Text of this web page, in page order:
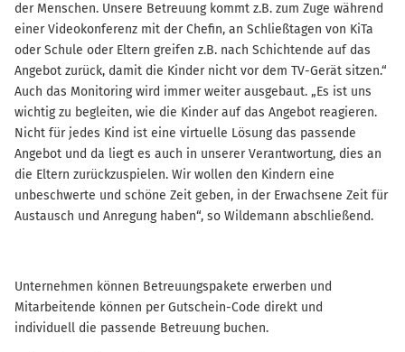
der Menschen. Unsere Betreuung kommt z.B. zum Zuge während
einer Videokonferenz mit der Chefin, an Schließtagen von KiTa
oder Schule oder Eltern greifen z.B. nach Schichtende auf das
Angebot zurück, damit die Kinder nicht vor dem TV-Gerät sitzen.“
Auch das Monitoring wird immer weiter ausgebaut. „Es ist uns
wichtig zu begleiten, wie die Kinder auf das Angebot reagieren.
Nicht für jedes Kind ist eine virtuelle Lösung das passende
Angebot und da liegt es auch in unserer Verantwortung, dies an
die Eltern zurückzuspielen. Wir wollen den Kindern eine
unbeschwerte und schöne Zeit geben, in der Erwachsene Zeit für
Austausch und Anregung haben“, so Wildemann abschließend.
Unternehmen können Betreuungspakete erwerben und
Mitarbeitende können per Gutschein-Code direkt und
individuell die passende Betreuung buchen.